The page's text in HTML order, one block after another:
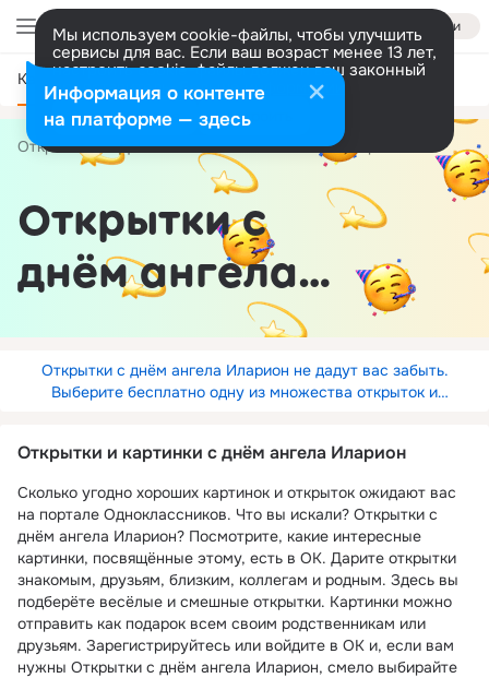
Войти
Мы используем cookie-файлы, чтобы улучшить
сервисы для вас. Если ваш возраст менее 13 лет,
настроить cookie-файлы должен ваш законный
представитель. Больше информации
Разрешить все Настроить
Категории
Открытки День Ангела по имени Иларион
Открытки с
днём ангела
Иларион
Открытки с днём ангела Иларион не дадут вас забыть.
Выберите бесплатно одну из множества открыток и
Открытки и картинки с днём ангела Иларион
Сколько угодно хороших картинок и открыток ожидают вас
на портале Одноклассников. Что вы искали? Открытки с
днём ангела Иларион? Посмотрите, какие интересные
картинки, посвящённые этому, есть в ОК. Дарите открытки
знакомым, друзьям, близким, коллегам и родным. Здесь вы
подберёте весёлые и смешные открытки. Картинки можно
отправить как подарок всем своим родственникам или
друзьям. Зарегистрируйтесь или войдите в ОК и, если вам
нужны Открытки с днём ангела Иларион, смело выбирайте
Информация о контенте
на платформе — здесь